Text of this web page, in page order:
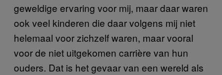
geweldige ervaring voor mij, maar daar waren
ook veel kinderen die daar volgens mij niet
helemaal voor zichzelf waren, maar vooral
voor de niet uitgekomen carrière van hun
ouders. Dat is het gevaar van een wereld als